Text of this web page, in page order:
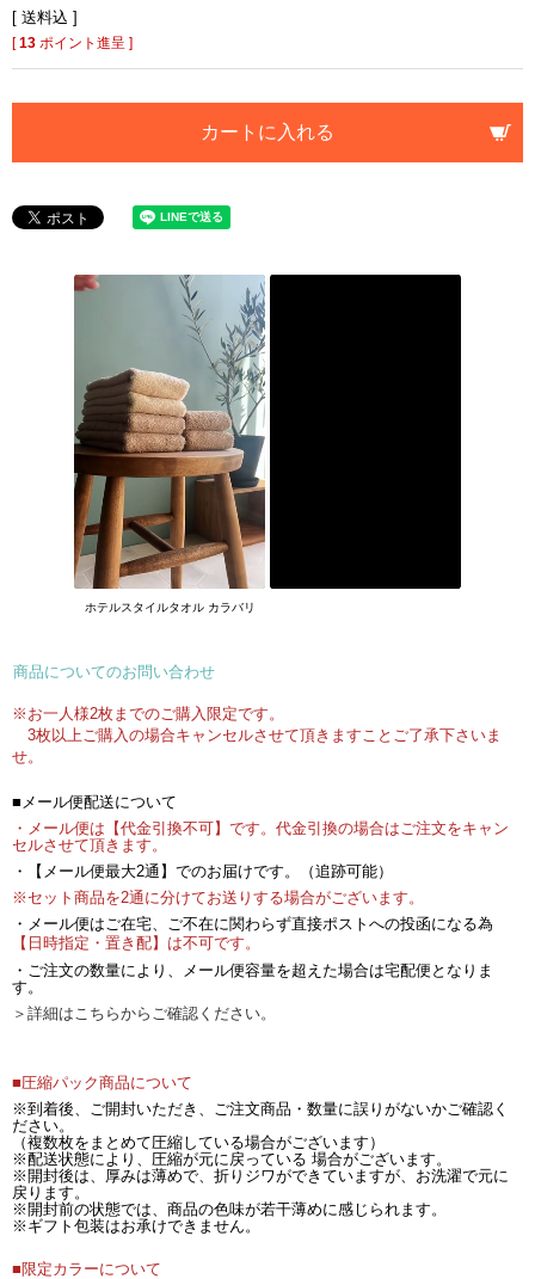
送料込
[13 ポイント進呈 ]
カートに入れる
ホテルスタイルタオル カラバリ
商品についてのお問い合わせ
※お一人様2枚までのご購入限定です。
3枚以上ご購入の場合キャンセルさせて頂きますことご了承下さいま
せ。
■メール便配送について
・メール便は【代金引換不可】です。代金引換の場合はご注文をキャン
セルさせて頂きます。
・【メール便最大2通】でのお届けです。（追跡可能）
※セット商品を2通に分けてお送りする場合がございます。
・メール便はご在宅、ご不在に関わらず直接ポストへの投函になる為
【日時指定・置き配】は不可です。
・ご注文の数量により、メール便容量を超えた場合は宅配便となりま
す。
＞詳細はこちらからご確認ください。
■圧縮パック商品について
※到着後、ご開封いただき、ご注文商品・数量に誤りがないかご確認く
ださい。
（複数枚をまとめて圧縮している場合がございます）
※配送状態により、圧縮が元に戻っている 場合がございます。
※開封後は、厚みは薄めで、折りジワができていますが、お洗濯で元に
戻ります。
※開封前の状態では、商品の色味が若干薄めに感じられます。
※ギフト包装はお承けできません。
■限定カラーについて